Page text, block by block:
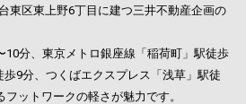
東区東上野6丁目に建つ三井不動産企画の
10分、東京メトロ銀座線「稲荷町」駅徒歩
9分、つくばエクスプレス「浅草」駅徒
ットワークの軽さが魅力です。